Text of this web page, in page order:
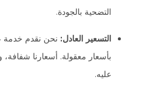
التضحية بالجودة.
التسعير العادل: نحن نقدم خدمة
بأسعار معقولة. أسعارنا
عليه.